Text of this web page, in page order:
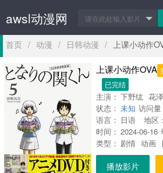
awsl动漫网
首页 / 动漫 / 日韩动漫 / 上课小动作
上课小动作OVA
已完结
主演： 下野纮 花
状态： 未知 访问
语言： 日语 地区：
时间： 2024-06-16
类型： 剧情 动画
播放影片